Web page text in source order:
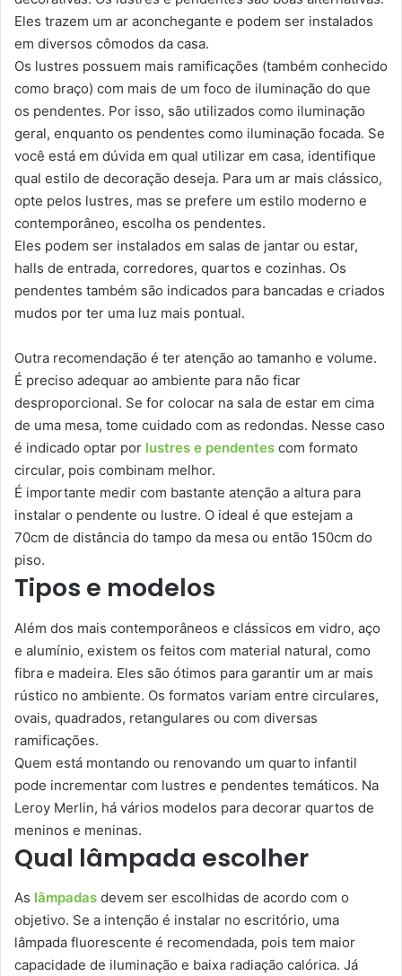
Eles trazem um ar aconchegante e podem ser instalados
em diversos cômodos da casa.
Os lustres possuem mais ramificações (também conhecido
como braço) com mais de um foco de iluminação do que
os pendentes. Por isso, são utilizados como iluminação
geral, enquanto os pendentes como iluminação focada. Se
você está em dúvida em qual utilizar em casa, identifique
qual estilo de decoração deseja. Para um ar mais clássico,
opte pelos lustres, mas se prefere um estilo moderno e
contemporâneo, escolha os pendentes.
Eles podem ser instalados em salas de jantar ou estar,
halls de entrada, corredores, quartos e cozinhas. Os
pendentes também são indicados para bancadas e criados
mudos por ter uma luz mais pontual.
Outra recomendação é ter atenção ao tamanho e volume.
É preciso adequar ao ambiente para não ficar
desproporcional. Se for colocar na sala de estar em cima
de uma mesa, tome cuidado com as redondas. Nesse caso
é indicado optar por lustres e pendentes com formato
circular, pois combinam melhor.
É importante medir com bastante atenção a altura para
instalar o pendente ou lustre. O ideal é que estejam a
70cm de distância do tampo da mesa ou então 150cm do
piso.
Tipos e modelos
Além dos mais contemporâneos e clássicos em vidro, aço
e alumínio, existem os feitos com material natural, como
fibra e madeira. Eles são ótimos para garantir um ar mais
rústico no ambiente. Os formatos variam entre circulares,
ovais, quadrados, retangulares ou com diversas
ramificações.
Quem está montando ou renovando um quarto infantil
pode incrementar com lustres e pendentes temáticos. Na
Leroy Merlin, há vários modelos para decorar quartos de
meninos e meninas.
Qual lâmpada escolher
As lâmpadas devem ser escolhidas de acordo com o
objetivo. Se a intenção é instalar no escritório, uma
lâmpada fluorescente é recomendada, pois tem maior
capacidade de iluminação e baixa radiação calórica. Já